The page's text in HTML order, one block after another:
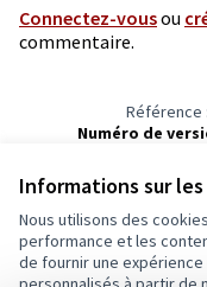
Informations sur
Nous utilisons des
performance et les
de fournir une
Connectez-vousou
commentaire.
Référence
Numéro de
Conditions d'utilisation
Paramètres des cookies
Ecrivons Angers sur X
Ecrivons Angers sur